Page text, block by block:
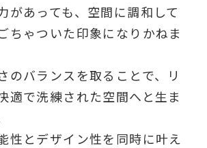
があっても、空間に調和して
ちゃついた印象になりかねま
のバランスを取ることで、リ
適で洗練された空間へと生ま
性とデザイン性を同時に叶え